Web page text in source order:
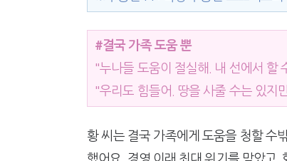
#결국 가족 도움 뿐
"누나들 도움이 절실해. 내 선에서 할
"우리도 힘들어. 땅을 사줄 수는 있지
황 씨는 결국 가족에게 도움을 청할 수